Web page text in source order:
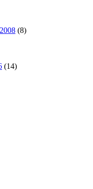
(8)
(14)